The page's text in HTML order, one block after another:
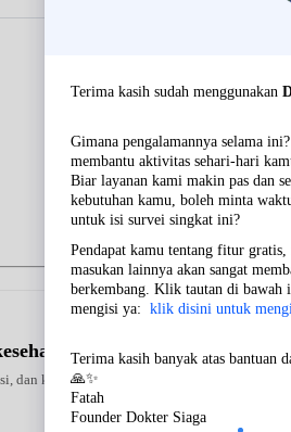
Jantung
dan kenyamanan penggunaan. Dilengkapi